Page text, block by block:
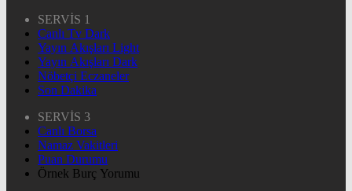
SERVİS 1
Canlı Tv Dark
Yayın Akışları Light
Yayın Akışları Dark
Nöbetçi Eczaneler
Son Dakika
SERVİS 3
Canlı Borsa
Namaz Vakitleri
Puan Durumu
Örnek Burç Yorumu